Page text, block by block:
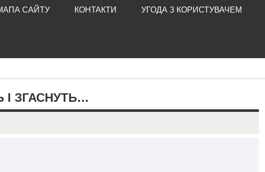
САЙТУ КОНТАКТИ УГОДА З КОРИСТУВАЧЕМ
ЗГАСНУТЬ…